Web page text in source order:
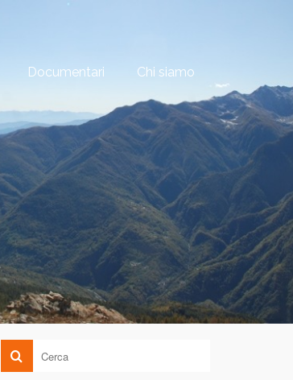
Documentari Chi siamo